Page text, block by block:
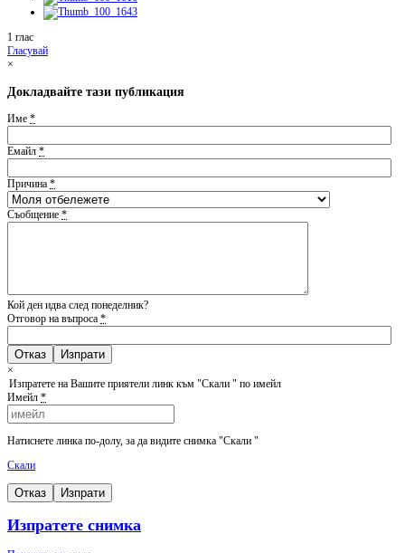
1 глас
Гласувай
×
Докладвайте тази публикация
Име *
Емайл *
Причина *
Съобщение *
Кой ден идва след понеделник?
Отговор на въпроса *
Отказ
×
Изпратете на Вашите приятели линк към "Скали " по имейл
Имейл *
Натиснете линка по-долу, за да видите снимка "Скали "
Скали
Отказ Изпрати
Изпратете снимка